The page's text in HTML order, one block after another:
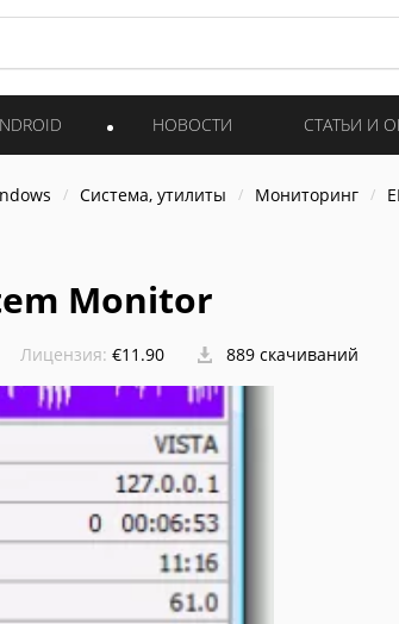
НОВОСТИ СТАТЬИ И
Система, утилиты Мониторинг
Monitor
Лицензия: €11.90 889 скачиваний